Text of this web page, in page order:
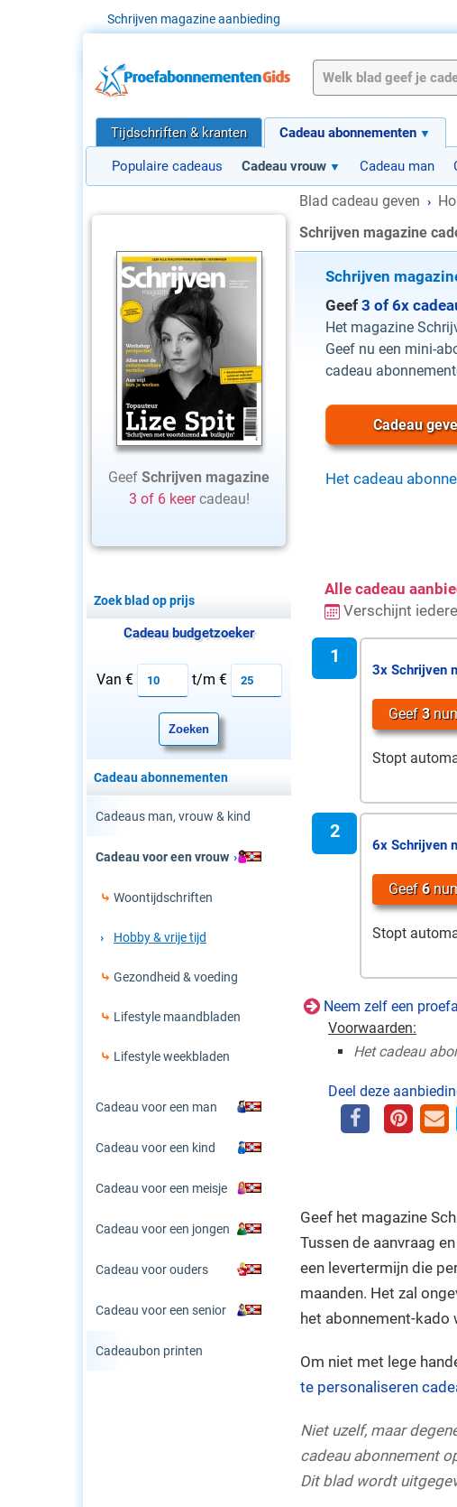
Schrijven magazine aanbieding
Tijdschriften & kranten Cadeau abonnementen
Populaire cadeaus Cadeau vrouw Cadeau man
Blad cadeau geven ›
Geef Schrijven magazine
3 of 6 keercadeau!
Zoek blad op prijs
Cadeau budgetzoeker
Van € t/m €
Cadeau abonnementen
Cadeaus man, vrouw & kind
Cadeau voor een vrouw
Woontijdschriften
Hobby & vrije tijd
Gezondheid & voeding
Lifestyle maandbladen
Lifestyle weekbladen
Cadeau voor een man
Cadeau voor een kind
Cadeau voor een meisje
Cadeau voor een jongen
Cadeau voor ouders
Cadeau voor een senior
Cadeaubon printen
Schrijven magazine
Schrijven
Geef 3 of 6x
Het magazine
Geef nu een mini-
cadeau
Cadeau
Het cadeau
Alle cadeau
Verschijnt
3x Schrijven
Geef3
Stopt
6x Schrijven
Geef6
Stopt
Neem zelf een
Voorwaarden:
Het cadeau
Deel deze
Geef het magazine
Tussen de aanvraag
een levertermijn die
maanden. Het zal
het abonnement-kado
Om niet met lege
te personaliseren
Niet uzelf, maar
cadeau abonnement
Dit blad wordt